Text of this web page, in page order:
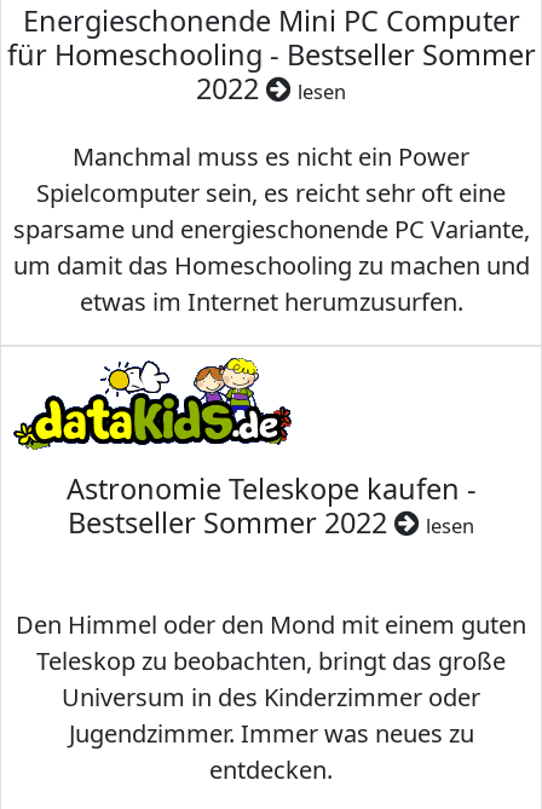
Energieschonende Mini PC Computer
für Homeschooling - Bestseller Sommer
2022
lesen
Manchmal muss es nicht ein Power
Spielcomputer sein, es reicht sehr oft eine
sparsame und energieschonende PC Variante,
um damit das Homeschooling zu machen und
etwas im Internet herumzusurfen.
Astronomie Teleskope kaufen -
Bestseller Sommer 2022
lesen
Den Himmel oder den Mond mit einem guten
Teleskop zu beobachten, bringt das große
Universum in des Kinderzimmer oder
Jugendzimmer. Immer was neues zu
entdecken.